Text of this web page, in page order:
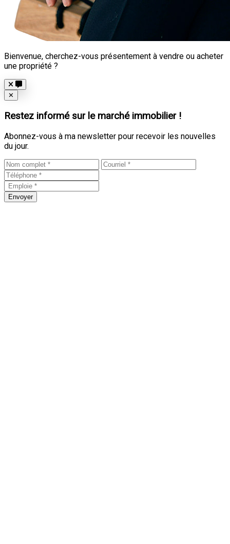
Bienvenue, cherchez-vous présentement à vendre ou acheter
une propriété ?
Close
✕
Restez informé sur le marché immobilier !
Abonnez-vous à ma newsletter pour recevoir les nouvelles
du jour.
Envoyer